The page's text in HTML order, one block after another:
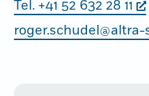
Tel. +41 52 632 28 11
roger.schudel@altra-